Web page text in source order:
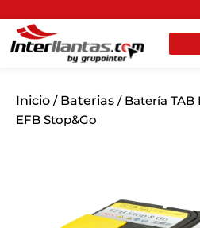
Inicio / Baterias / Batería TAB
EFB Stop&Go